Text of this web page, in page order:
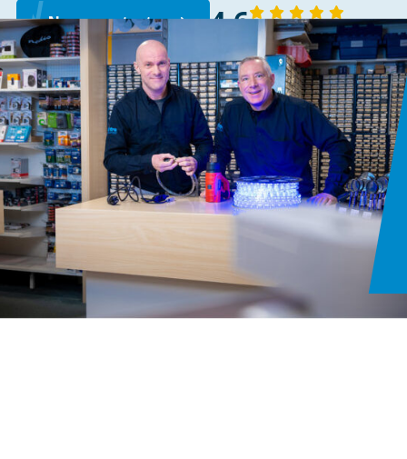
Neem contact op 4,6 143 reviews